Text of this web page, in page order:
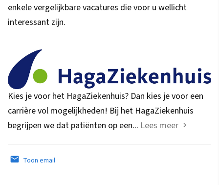
enkele vergelijkbare vacatures die voor u wellicht
interessant zijn.
Kies je voor het HagaZiekenhuis? Dan kies je voor een
carrière vol mogelijkheden! Bij het HagaZiekenhuis
begrijpen we dat patiënten op een... Lees meer
Toon email